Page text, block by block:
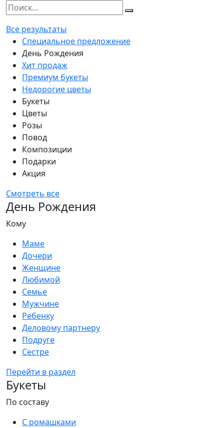
Все результаты
Специальное предложение
День Рождения
Хит продаж
Премиум букеты
Недорогие цветы
Букеты
Цветы
Розы
Повод
Композиции
Подарки
Акция
Смотреть все
День Рождения
Кому
Маме
Дочери
Женщине
Любимой
Семье
Мужчине
Ребенку
Деловому партнеру
Подруге
Сестре
Перейти в раздел
Букеты
По составу
С ромашками